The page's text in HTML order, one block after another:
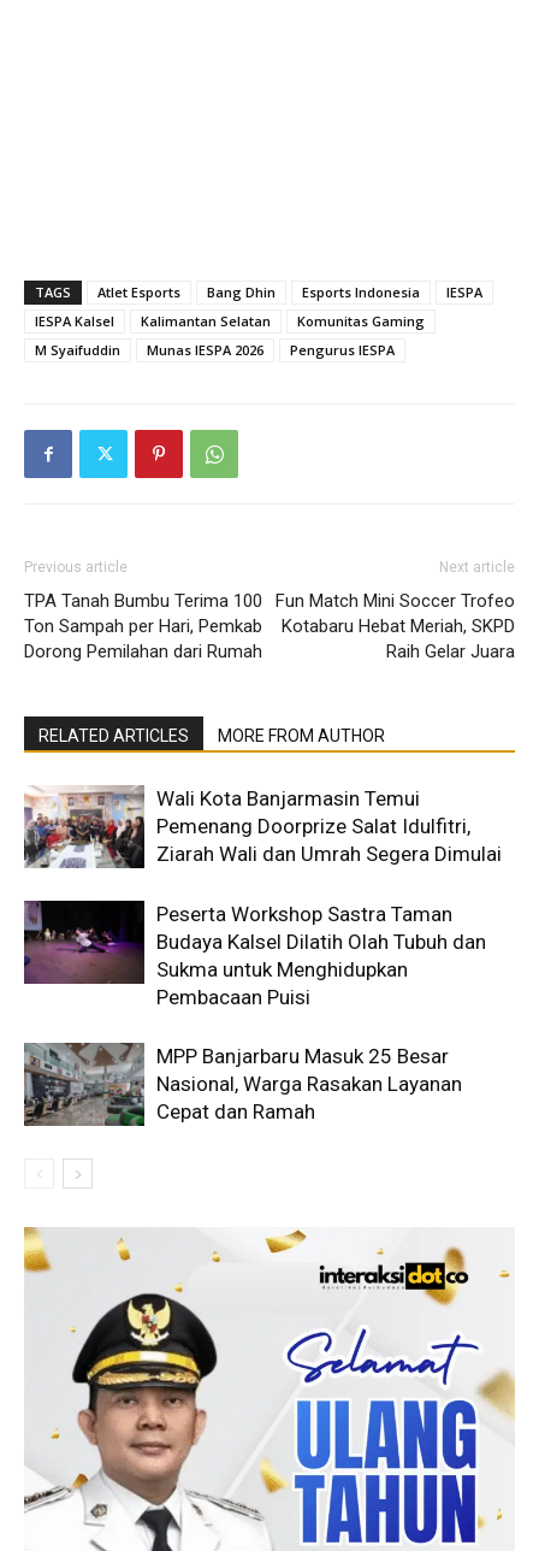
TAGS Atlet Esports Bang Dhin Esports Indonesia
IESPA
IESPA Kalsel
Kalimantan Selatan
Komunitas Gaming
M Syaifuddin
Munas IESPA 2026 Pengurus IESPA
Previous article
TPA Tanah Bumbu Terima 100
Ton Sampah per Hari, Pemkab
Dorong Pemilahan dari Rumah
Next article
Fun Match Mini Soccer Trofeo
Kotabaru Hebat Meriah, SKPD
Raih Gelar Juara
RELATED ARTICLES MORE FROM AUTHOR
Wali Kota Banjarmasin Temui
Pemenang Doorprize Salat Idulfitri,
Ziarah Wali dan Umrah Segera Dimulai
Peserta Workshop Sastra Taman
Budaya Kalsel Dilatih Olah Tubuh dan
Sukma untuk Menghidupkan
Pembacaan Puisi
MPP Banjarbaru Masuk 25 Besar
Nasional, Warga Rasakan Layanan
Cepat dan Ramah